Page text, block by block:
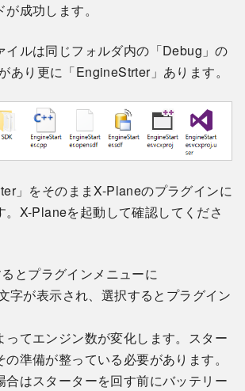
成功します。
イルは同じフォルダ内の「Debug」の
あり更に「EngineStrter」あります。
」をそのままX-Planeのプラグインに
。X-Planeを起動して確認してくださ
とプラグインメニューに
字が表示され、選択するとプラグイン
ってエンジン数が変化します。スター
準備が整っている必要があります。
合はスターターを回す前にバッテリー